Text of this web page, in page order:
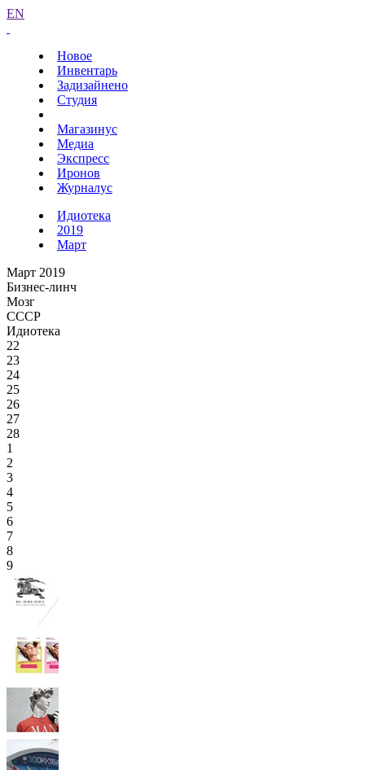
EN
Новое
Инвентарь
Задизайнено
Студия
Магазинус
Медиа
Экспресс
Иронов
Журналус
Идиотека
2019
Март
Март 2019
Бизнес-линч
Мозг
СССР
Идиотека
22
23
24
25
26
27
28
1
2
3
4
5
6
7
8
9